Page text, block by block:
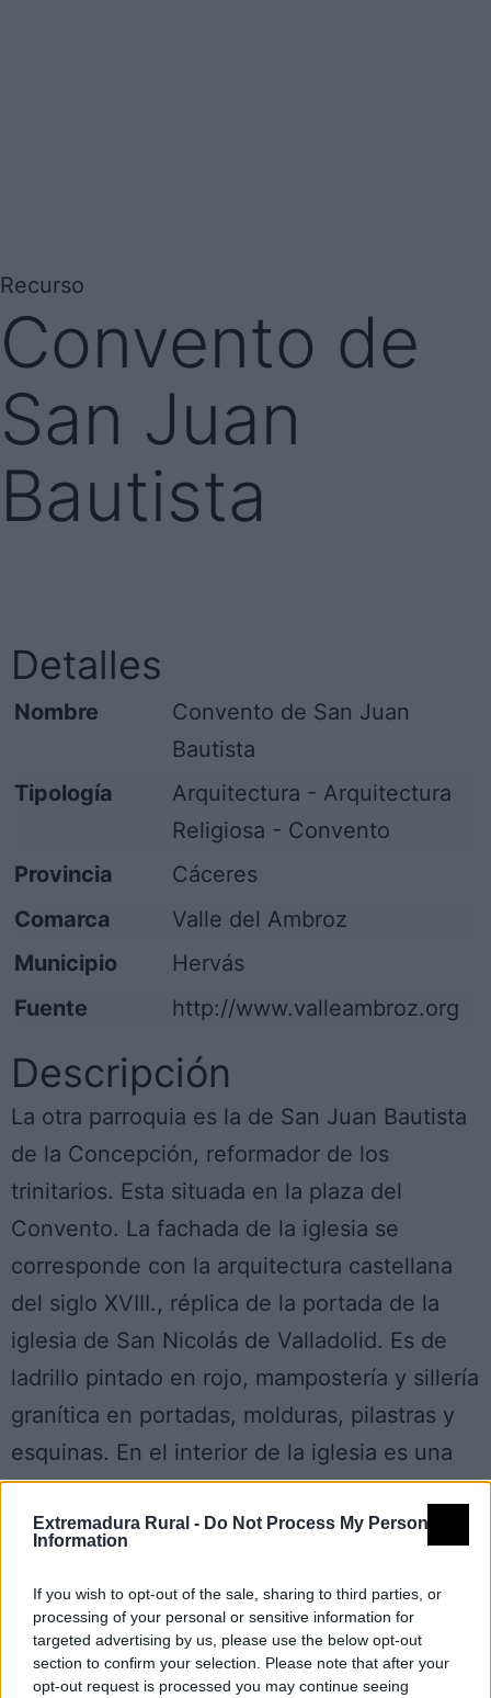
Extremadura Rural - Do Not Process My Personal
Information
If you wish to opt-out of the sale, sharing to third parties, or
processing of your personal or sensitive information for
targeted advertising by us, please use the below opt-out
section to confirm your selection. Please note that after your
opt-out request is processed you may continue seeing
Recurso
Convento de
San Juan
Bautista
Detalles
Nombre
Convento de San Juan
Bautista
Tipología
Arquitectura - Arquitectura
Religiosa - Convento
Provincia
Cáceres
Comarca
Valle del Ambroz
Municipio
Hervás
Fuente
http://www.valleambroz.org
Descripción
La otra parroquia es la de San Juan Bautista
de la Concepción, reformador de los
trinitarios. Esta situada en la plaza del
Convento. La fachada de la iglesia se
corresponde con la arquitectura castellana
del siglo XVIII., réplica de la portada de la
iglesia de San Nicolás de Valladolid. Es de
ladrillo pintado en rojo, mampostería y sillería
granítica en portadas, molduras, pilastras y
esquinas. En el interior de la iglesia es una
nave central de cuatro tramos y dos más
bajos, con capillas que se comunican por
cubierta es de bóveda de cañón. Todo está
pintado y decorado con yeserías, pintura a
base de tableros y ornamentos geométricos,